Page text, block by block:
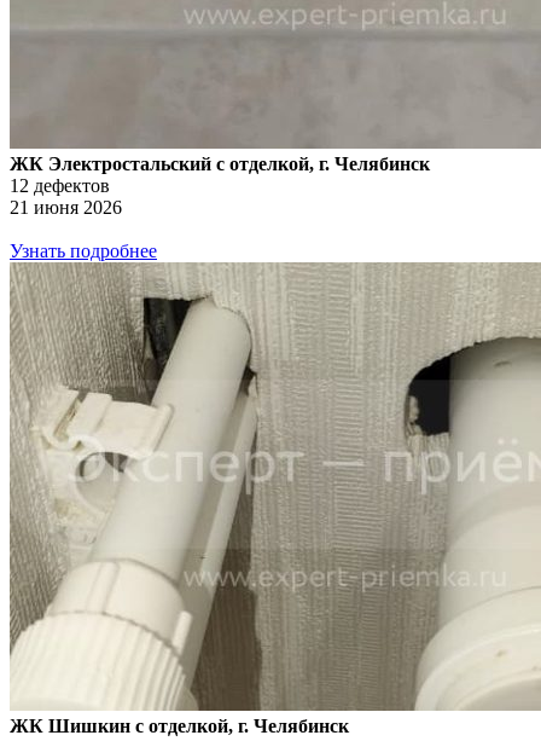
ЖК Электростальский с отделкой, г. Челябинск
12 дефектов
21 июня 2026
Узнать подробнее
ЖК Шишкин с отделкой, г. Челябинск